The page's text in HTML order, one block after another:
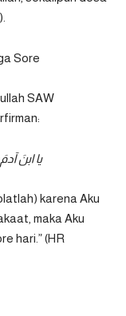
Sore
SAW
يا ابنَ
karena Aku
maka Aku
hari.” (HR